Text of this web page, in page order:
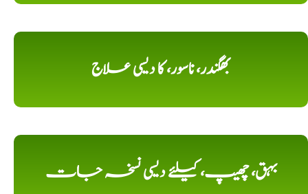
بھگندر، ناسور، کا دیسی علاج
بہق، چھیپ، کیلئے دیسی نسخہ جات